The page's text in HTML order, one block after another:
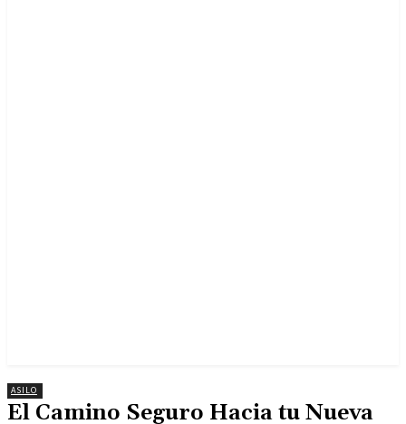
ASILO
El Camino Seguro Hacia tu Nueva